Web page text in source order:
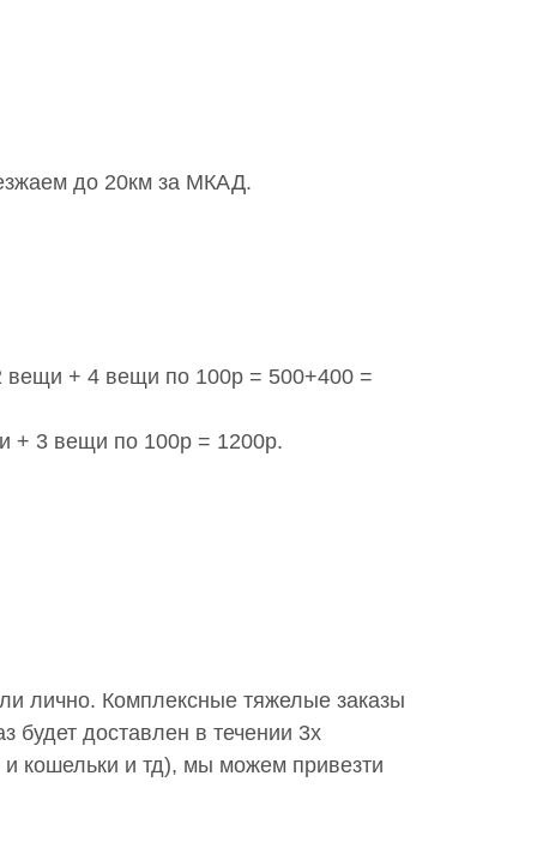
до 20км за МКАД.
вещи + 4 вещи по 100р = 500+400 =
+ 3 вещи по 100р = 1200р.
лично. Комплексные тяжелые заказы
будет доставлен в течении 3х
кошельки и тд), мы можем привезти